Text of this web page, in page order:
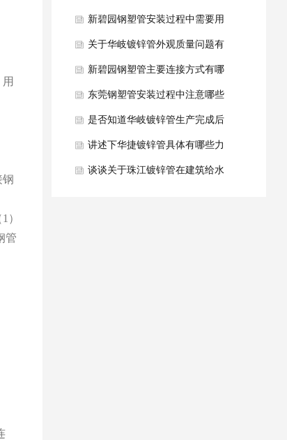
钢
）
管
哪些要点？
新碧园钢塑管安装过程中需要用
到什么工具？
关于华岐镀锌管外观质量问题有
哪些常见？
新碧园钢塑管主要连接方式有哪
些？
东莞钢塑管安装过程中注意哪些
事项？
是否知道华岐镀锌管生产完成后
有哪些产品验收要点吗？
讲述下华捷镀锌管具体有哪些力
学性能要求？
谈谈关于珠江镀锌管在建筑给水